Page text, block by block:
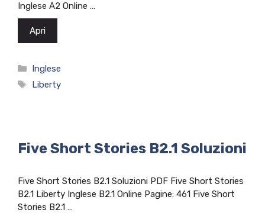
Inglese A2 Online …
Apri
Categorie
Inglese
Tag
Liberty
Five Short Stories B2.1 Soluzioni
Five Short Stories B2.1 Soluzioni PDF Five Short Stories
B2.1 Liberty Inglese B2.1 Online Pagine: 461 Five Short
Stories B2.1 …